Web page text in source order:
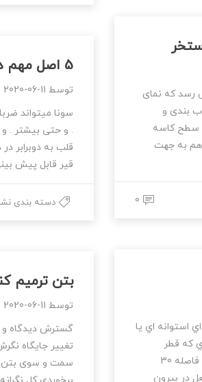
رسد که نمای
بندی و
سطح کاسه
هم به جهت
0
5 اصل مهم درباره سونا
توسط 2020-06-11
سونا میتواند
. و حتی بیشتر .
قلب به دوبرابر
قیر قابل پیش
دسته بندی
استوانه اي يا
طوري كه قطر
دودكش آن 4 اينچ وقطر فلنچ مشعل كه به فاصله 30
باشد.مشعل در بيرون
بتن ترمیم
توسط 2020-06-11
گسترش دیدگاه و
تغییر جایگاه
سمت و سوی بتن